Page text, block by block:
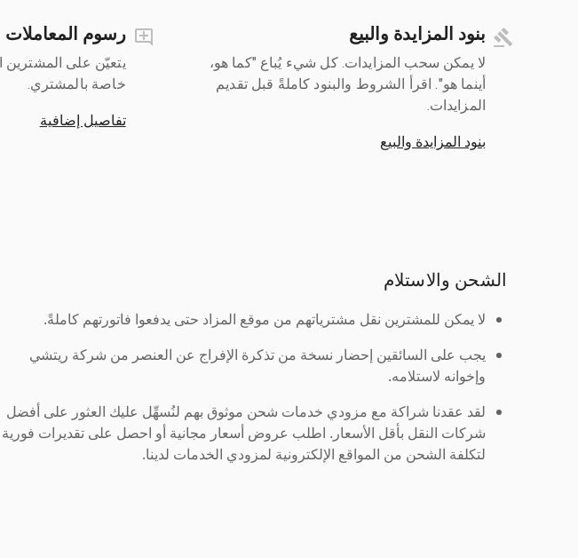
بنود المزايدة والبيع
لا يمكن سحب المزايدات. كل شيء يُباع "كما هو،
أينما هو". اقرأ الشروط والبنود كاملةً قبل تقديم
المزايدات.
بنود المزايدة والبيع
رسوم المعاملات
يتعيّن على المشترين
خاصة بالمشتري.
تفاصيل إضافية
الشحن والاستلام
لا يمكن للمشترين نقل مشترياتهم من موقع المزاد حتى يدفعوا فاتورتهم كاملةً.
يجب على السائقين إحضار نسخة من تذكرة الإفراج عن العنصر من شركة ريتشي
وإخوانه لاستلامه.
لقد عقدنا شراكة مع مزودي خدمات شحن موثوق بهم لنُسهِّل عليك العثور على أفضل
شركات النقل بأقل الأسعار. اطلب عروض أسعار مجانية أو احصل على تقديرات فورية
لتكلفة الشحن من المواقع الإلكترونية لمزودي الخدمات لدينا.